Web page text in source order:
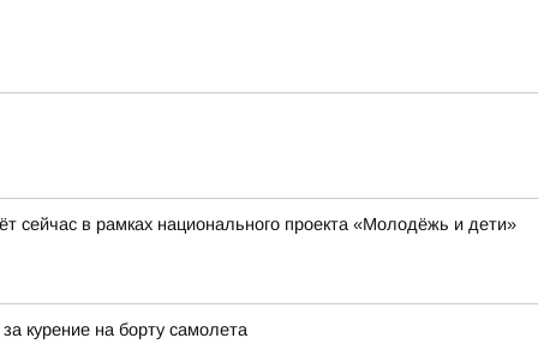
в рамках национального проекта «Молодёжь и дети»
курение на борту самолета